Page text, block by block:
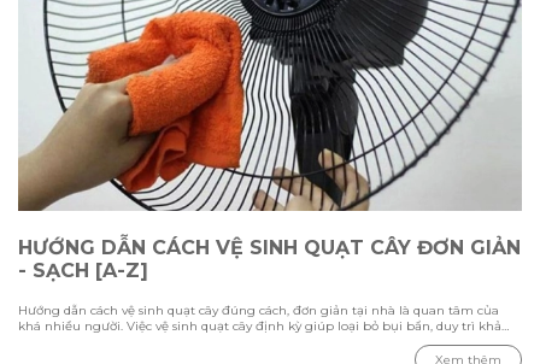
HƯỚNG DẪN CÁCH VỆ SINH QUẠT CÂY ĐƠN GIẢN
- SẠCH [A-Z]
Hướng dẫn cách vệ sinh quạt cây đúng cách, đơn giản tại nhà là quan tâm của
khá nhiều người. Việc vệ sinh quạt cây định kỳ giúp loại bỏ bụi bẩn, duy trì khả
năng làm mát và kéo dài tuổi thọ thiết bị. Trong bài viết này Hawonkoo sẽ hướng
dẫn chi tiết các bước vệ sinh từ cách tháo lắp, làm sạch từng bộ phận đến những
Xem thêm